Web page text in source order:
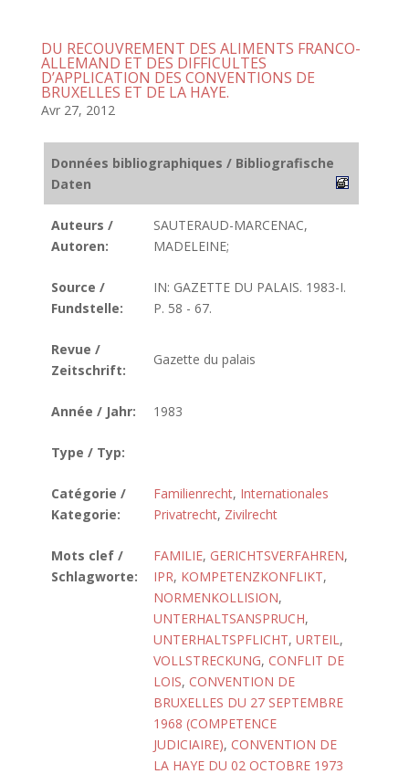
DU RECOUVREMENT DES ALIMENTS FRANCO-
ALLEMAND ET DES DIFFICULTES
D’APPLICATION DES CONVENTIONS DE
BRUXELLES ET DE LA HAYE.
Avr 27, 2012
Données bibliographiques / Bibliografische
Daten
Auteurs /
Autoren:
SAUTERAUD-MARCENAC,
MADELEINE;
Source /
Fundstelle:
IN: GAZETTE DU PALAIS. 1983-I.
P. 58 - 67.
Revue /
Zeitschrift:
Gazette du palais
Année / Jahr: 1983
Type / Typ:
Catégorie /
Kategorie:
Familienrecht, Internationales
Privatrecht, Zivilrecht
Mots clef /
Schlagworte:
FAMILIE, GERICHTSVERFAHREN,
IPR, KOMPETENZKONFLIKT,
NORMENKOLLISION,
UNTERHALTSANSPRUCH,
UNTERHALTSPFLICHT, URTEIL,
VOLLSTRECKUNG, CONFLIT DE
LOIS, CONVENTION DE
BRUXELLES DU 27 SEPTEMBRE
1968 (COMPETENCE
JUDICIAIRE), CONVENTION DE
LA HAYE DU 02 OCTOBRE 1973